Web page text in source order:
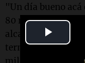
"Un día bueno
80 mil pesos; con
alcanzaba para
terminé de